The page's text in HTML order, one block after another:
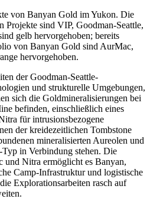
von Banyan Gold im Yukon. Die
Projekte sind VIP, Goodman-Seattle,
gelb hervorgehoben; bereits
von Banyan Gold sind AurMac,
hervorgehoben.
der Goodman-Seattle-
und strukturelle Umgebungen,
sich die Goldmineralisierungen bei
befinden, einschließlich eines
für intrusionsbezogene
der kreidezeitlichen Tombstone
mineralisierten Aureolen und
in Verbindung stehen. Die
und Nitra ermöglicht es Banyan,
Camp-Infrastruktur und logistische
Explorationsarbeiten rasch auf